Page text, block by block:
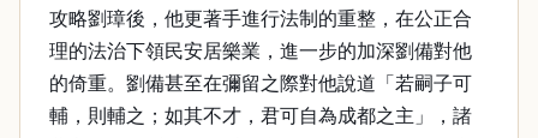
攻略劉璋後，他更著手進行法制的重整，在公正合
理的法治下領民安居樂業，進一步的加深劉備對他
的倚重。劉備甚至在彌留之際對他說道「若嗣子可
輔，則輔之；如其不才，君可自為成都之主」，諸